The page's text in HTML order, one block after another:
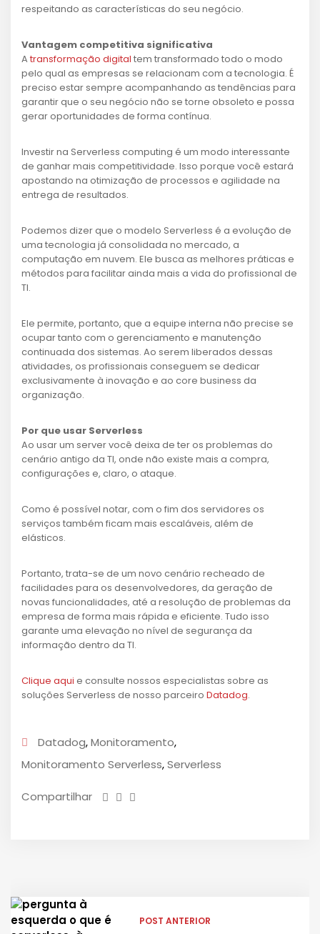
respeitando as características do seu negócio.
Vantagem competitiva significativa
Atransformação digital tem transformado todo o modo
pelo qual as empresas se relacionam com a tecnologia. É
preciso estar sempre acompanhando as tendências para
garantir que o seu negócio não se torne obsoleto e possa
gerar oportunidades de forma contínua.
Investir na Serverless computing é um modo interessante
de ganhar mais competitividade. Isso porque você estará
apostando na otimização de processos e agilidade na
entrega de resultados.
Podemos dizer que o modelo Serverless é a evolução de
uma tecnologia já consolidada no mercado, a
computação em nuvem. Ele busca as melhores práticas e
métodos para facilitar ainda mais a vida do profissional de
TI.
Ele permite, portanto, que a equipe interna não precise se
ocupar tanto com o gerenciamento e manutenção
continuada dos sistemas. Ao serem liberados dessas
atividades, os profissionais conseguem se dedicar
exclusivamente à inovação e ao core business da
organização.
‍Por que usar Serverless
Ao usar um server você deixa de ter os problemas do
cenário antigo da TI, onde não existe mais a compra,
configurações e, claro, o ataque.
Como é possível notar, com o fim dos servidores os
serviços também ficam mais escaláveis, além de
elásticos.
Portanto, trata-se de um novo cenário recheado de
facilidades para os desenvolvedores, da geração de
novas funcionalidades, até a resolução de problemas da
empresa de forma mais rápida e eficiente. Tudo isso
garante uma elevação no nível de segurança da
informação dentro da TI.
Clique aqui e consulte nossos especialistas sobre as
soluções Serverless de nosso parceiro Datadog.
Datadog,Monitoramento,
Monitoramento Serverless,Serverless
Compartilhar
POST ANTERIOR